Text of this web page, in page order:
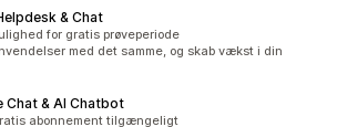
& Chat
i alt for gratis prøveperiode
med det samme, og skab vækst i din
Chat & AI Chatbot
abonnement tilgængeligt